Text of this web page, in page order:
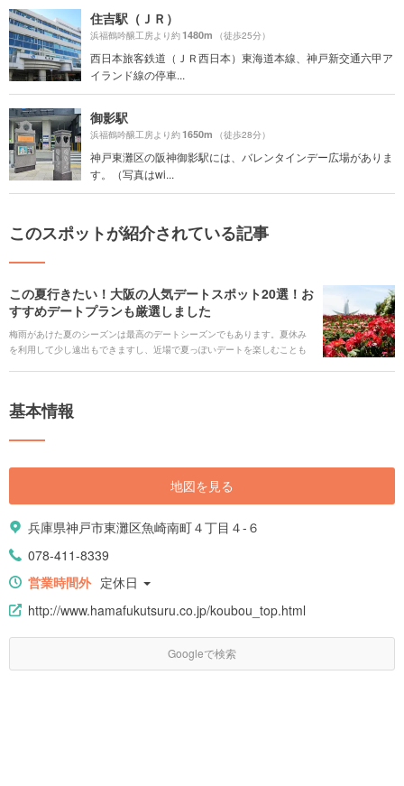
住吉駅（ＪＲ）
浜福鶴吟醸工房より約1480m （徒歩25分）
西日本旅客鉄道（ＪＲ西日本）東海道本線、神戸新交通六甲ア
イランド線の停車...
御影駅
浜福鶴吟醸工房より約1650m （徒歩28分）
神戸東灘区の阪神御影駅には、バレンタインデー広場がありま
す。（写真はwi...
このスポットが紹介されている記事
この夏行きたい！大阪の人気デートスポット20選！お
すすめデートプランも厳選しました
梅雨があけた夏のシーズンは最高のデートシーズンでもあります。夏休み
を利用して少し遠出もできますし、近場で夏っぽいデートを楽しむことも
てください。
基本情報
地図を見る
兵庫県神戸市東灘区魚崎南町４丁目４-６
078-411-8339
営業時間外 定休日
http://www.hamafukutsuru.co.jp/koubou_top.html
Googleで検索